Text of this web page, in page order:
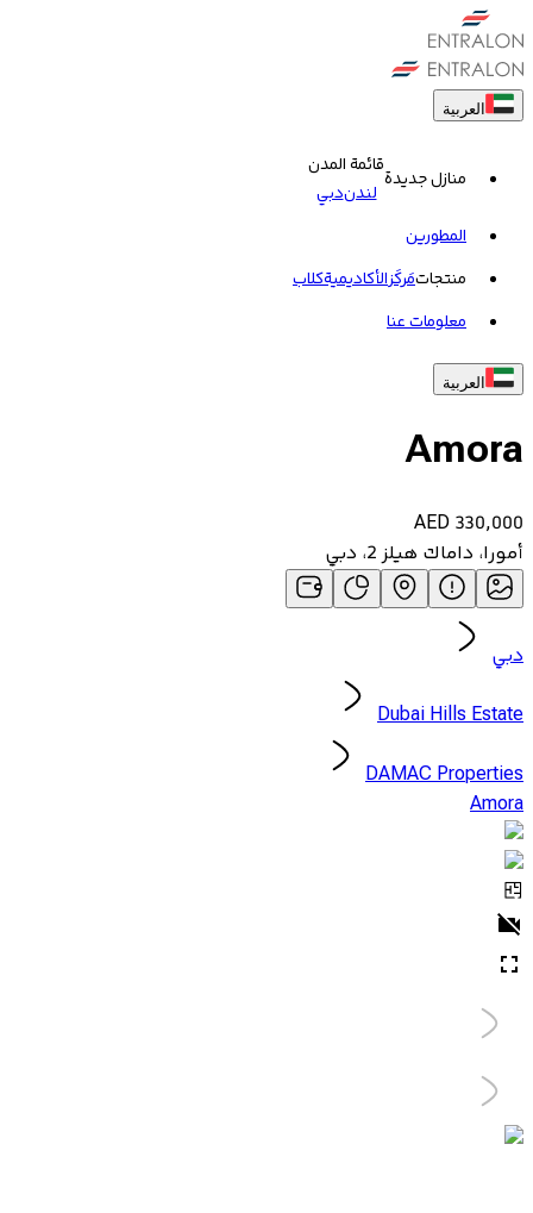
العربية
منازل جديدة
قائمة المدن
لندندبي
المطورين
منتجاتمَركَزالأكاديميةکلاب
معلومات عنا
العربية
Amora
AED 330,000
أمورا، داماك هيلز 2، دبي
دبي
Dubai Hills Estate
DAMAC Properties
Amora